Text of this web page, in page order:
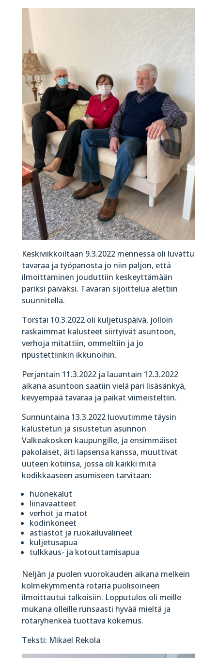
Keskiviikkoiltaan 9.3.2022 mennessä oli luvattu
tavaraa ja työpanosta jo niin paljon, että
ilmoittaminen jouduttiin keskeyttämään
pariksi päiväksi. Tavaran sijoittelua alettiin
suunnitella.
Torstai 10.3.2022 oli kuljetuspäivä, jolloin
raskaimmat kalusteet siirtyivät asuntoon,
verhoja mitattiin, ommeltiin ja jo
ripustettiinkin ikkunoihin.
Perjantain 11.3.2022 ja lauantain 12.3.2022
aikana asuntoon saatiin vielä pari lisäsänkyä,
kevyempää tavaraa ja paikat viimeisteltiin.
Sunnuntaina 13.3.2022 luovutimme täysin
kalustetun ja sisustetun asunnon
Valkeakosken kaupungille, ja ensimmäiset
pakolaiset, äiti lapsensa kanssa, muuttivat
uuteen kotiinsa, jossa oli kaikki mitä
kodikkaaseen asumiseen tarvitaan:
huonekalut
liinavaatteet
verhot ja matot
kodinkoneet
astiastot ja ruokailuvälineet
kuljetusapua
tulkkaus- ja kotouttamisapua
Neljän ja puolen vuorokauden aikana melkein
kolmekymmentä rotaria puolisoineen
ilmoittautui talkoisiin. Lopputulos oli meille
mukana olleille runsaasti hyvää mieltä ja
rotaryhenkeä tuottava kokemus.
Teksti: Mikael Rekola